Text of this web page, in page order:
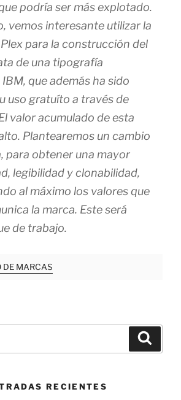
podría ser más explotado.
vemos interesante utilizar la
para la construcción del
de una tipografía
que además ha sido
uso gratuíto a través de
valor acumulado de esta
Plantearemos un cambio
para obtener una mayor
legibilidad y clonabilidad,
al máximo los valores que
la marca. Este será
de trabajo.
DE MARCAS
RECIENTES